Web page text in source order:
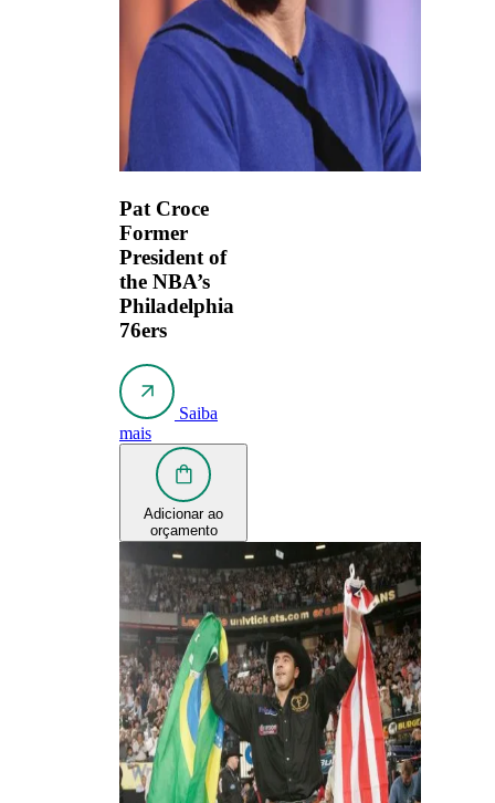
Pat Croce
Former
President of
the NBA’s
Philadelphia
76ers
Saiba
mais
Adicionar ao
orçamento